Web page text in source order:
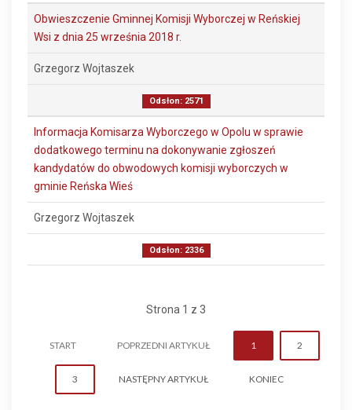
Obwieszczenie Gminnej Komisji Wyborczej w Reńskiej
Wsi z dnia 25 września 2018 r.
Grzegorz Wojtaszek
Odsłon: 2571
Informacja Komisarza Wyborczego w Opolu w sprawie
dodatkowego terminu na dokonywanie zgłoszeń
kandydatów do obwodowych komisji wyborczych w
gminie Reńska Wieś
Grzegorz Wojtaszek
Odsłon: 2336
Strona 1 z 3
START POPRZEDNI ARTYKUŁ 1 2
3 NASTĘPNY ARTYKUŁ KONIEC